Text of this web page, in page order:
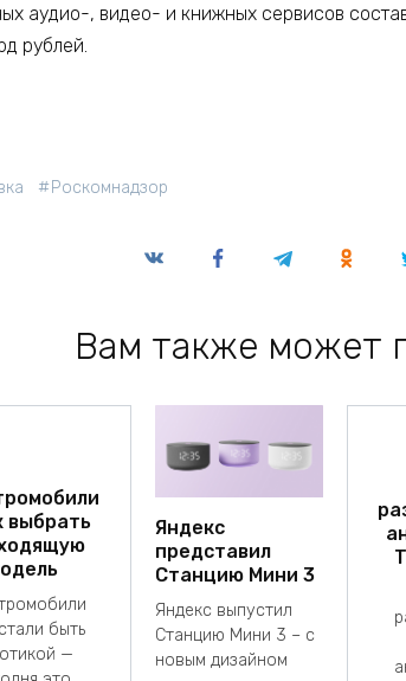
аудио-, видео- и книжных сервисов
рублей.
Роскомнадзор
Вам также может
выбрать
быть
—
Яндекс
представил
Станцию Мини 3
Яндекс выпустил
Станцию Мини 3 – с
новым дизайном